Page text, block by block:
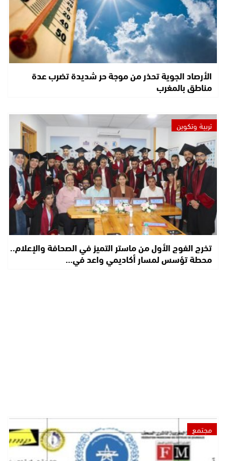
الأرصاد الجوية تحذر من موجة حر شديدة تضرب عدة
مناطق بالمغرب
تربية وتكوين
تخرج الفوج الأول من ماستر التميز في الصحافة والإعلام..
محطة تؤسس لمسار أكاديمي واعد في…
مجتمع